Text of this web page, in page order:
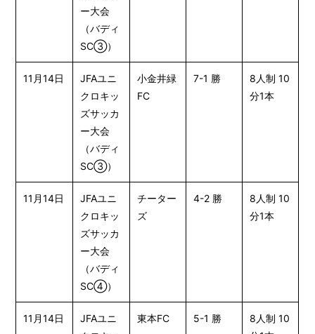
ー大会
（バディ
SC③）
11月14日
JFAユニ
クロキッ
ズサッカ
ー大会
（バディ
SC③）
小金井緑
FC
7-1 勝
8人制 10
分1本
11月14日
JFAユニ
クロキッ
ズサッカ
ー大会
（バディ
SC④）
チーター
ズ
4-2 勝
8人制 10
分1本
11月14日
JFAユニ
東本FC 5-1 勝
8人制 10